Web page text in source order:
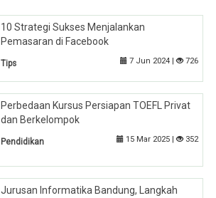
10 Strategi Sukses Menjalankan
Pemasaran di Facebook
Tips 7 Jun 2024 | 726
Perbedaan Kursus Persiapan TOEFL Privat
dan Berkelompok
Pendidikan 15 Mar 2025 | 352
Jurusan Informatika Bandung, Langkah